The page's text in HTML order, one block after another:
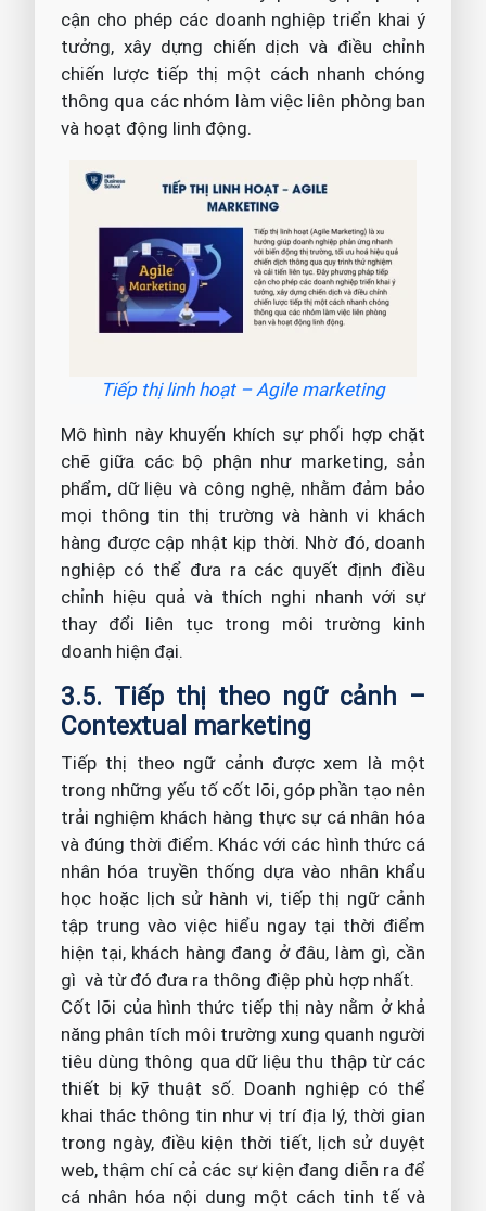
cận cho phép các doanh nghiệp triển khai ý
tưởng, xây dựng chiến dịch và điều chỉnh
chiến lược tiếp thị một cách nhanh chóng
thông qua các nhóm làm việc liên phòng ban
và hoạt động linh động.
Tiếp thị linh hoạt – Agile marketing
Mô hình này khuyến khích sự phối hợp chặt
chẽ giữa các bộ phận như marketing, sản
phẩm, dữ liệu và công nghệ, nhằm đảm bảo
mọi thông tin thị trường và hành vi khách
hàng được cập nhật kịp thời. Nhờ đó, doanh
nghiệp có thể đưa ra các quyết định điều
chỉnh hiệu quả và thích nghi nhanh với sự
thay đổi liên tục trong môi trường kinh
doanh hiện đại.
3.5. Tiếp thị theo ngữ cảnh –
Contextual marketing
Tiếp thị theo ngữ cảnh được xem là một
trong những yếu tố cốt lõi, góp phần tạo nên
trải nghiệm khách hàng thực sự cá nhân hóa
và đúng thời điểm. Khác với các hình thức cá
nhân hóa truyền thống dựa vào nhân khẩu
học hoặc lịch sử hành vi, tiếp thị ngữ cảnh
tập trung vào việc hiểu ngay tại thời điểm
hiện tại, khách hàng đang ở đâu, làm gì, cần
gì và từ đó đưa ra thông điệp phù hợp nhất.
Cốt lõi của hình thức tiếp thị này nằm ở khả
năng phân tích môi trường xung quanh người
tiêu dùng thông qua dữ liệu thu thập từ các
thiết bị kỹ thuật số. Doanh nghiệp có thể
khai thác thông tin như vị trí địa lý, thời gian
trong ngày, điều kiện thời tiết, lịch sử duyệt
web, thậm chí cả các sự kiện đang diễn ra để
cá nhân hóa nội dung một cách tinh tế và